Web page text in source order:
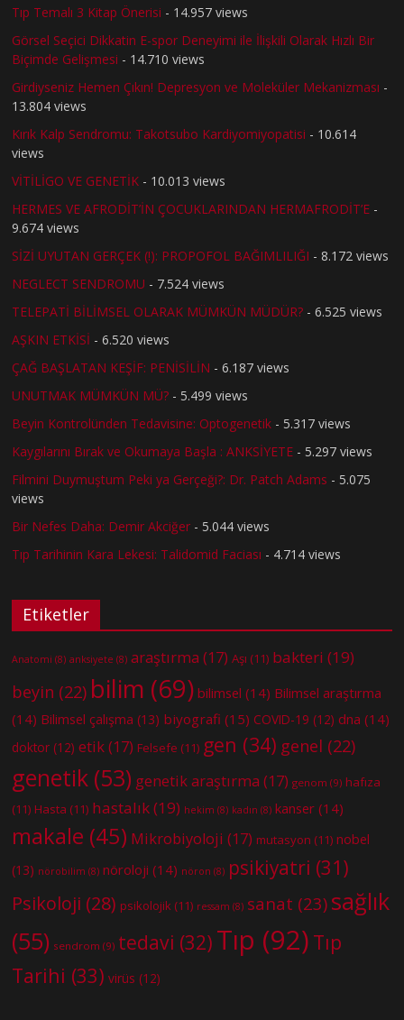
Tıp Temalı 3 Kitap Önerisi - 14.957 views
Görsel Seçici Dikkatin E-spor Deneyimi ile İlişkili Olarak Hızlı Bir
Biçimde Gelişmesi - 14.710 views
Girdiyseniz Hemen Çıkın! Depresyon ve Moleküler Mekanizması -
13.804 views
Kırık Kalp Sendromu: Takotsubo Kardiyomiyopatisi - 10.614
views
VİTİLİGO VE GENETİK - 10.013 views
HERMES VE AFRODİT’İN ÇOCUKLARINDAN HERMAFRODİT’E -
9.674 views
SİZİ UYUTAN GERÇEK (!): PROPOFOL BAĞIMLILIĞI - 8.172 views
NEGLECT SENDROMU - 7.524 views
TELEPATİ BİLİMSEL OLARAK MÜMKÜN MÜDÜR? - 6.525 views
AŞKIN ETKİSİ - 6.520 views
ÇAĞ BAŞLATAN KEŞİF: PENİSİLİN - 6.187 views
UNUTMAK MÜMKÜN MÜ? - 5.499 views
Beyin Kontrolünden Tedavisine: Optogenetik - 5.317 views
Kaygılarını Bırak ve Okumaya Başla : ANKSİYETE - 5.297 views
Filmini Duymuştum Peki ya Gerçeği?: Dr. Patch Adams - 5.075
views
Bir Nefes Daha: Demir Akciğer - 5.044 views
Tıp Tarihinin Kara Lekesi: Talidomid Faciası - 4.714 views
Etiketler
Anatomi (8) anksiyete (8) araştırma (17) Aşı (11) bakteri (19)
beyin (22) bilim (69) bilimsel (14) Bilimsel araştırma
(14) Bilimsel çalışma (13) biyografi (15) COVID-19 (12) dna (14)
doktor (12) etik(17) Felsefe (11) gen (34) genel (22)
genetik (53) genetik araştırma (17) genom (9) hafıza
(11) Hasta (11) hastalık(19) hekim (8) kadın (8) kanser (14)
makale (45) Mikrobiyoloji (17) mutasyon (11) nobel
(13) nörobilim (8) nöroloji (14) nöron (8) psikiyatri (31)
Psikoloji (28) psikolojik (11) ressam (8) sanat (23) sağlık
(55) sendrom (9) tedavi (32) Tıp (92) Tıp
Tarihi (33) virüs (12)